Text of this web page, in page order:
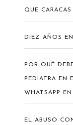
QUE
DIEZ AÑOS
POR QUÉ
PEDIATRA EN
WHATSAPP
EL ABUSO